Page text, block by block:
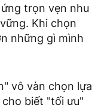
trọn vẹn nhu
Khi chọn
những gì mình
vô vàn chọn lựa
cho biết "tối ưu"